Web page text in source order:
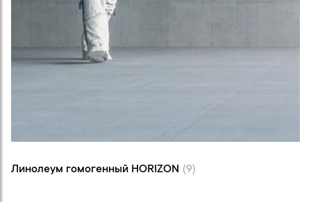
Линолеум гомогенный HORIZON (9)